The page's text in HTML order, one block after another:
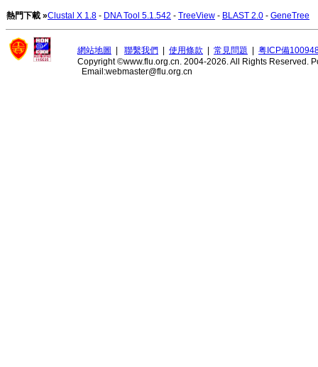
熱門下載 »Clustal X 1.8 - DNA Tool 5.1.542 - TreeView - BLAST 2.0 - GeneTree
網站地圖 聯繫我們 使用條款 常見問題
粤ICP備
Copyright ©www.flu.org.cn. 2004-2026. All Rights Reserved.
Email:webmaster@flu.org.cn